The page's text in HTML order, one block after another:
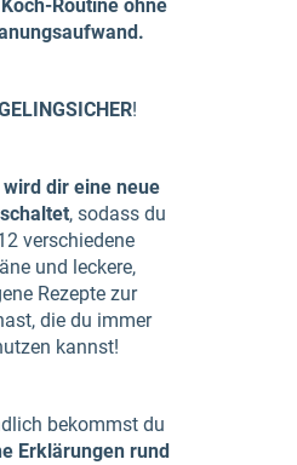
Routine ohne
!
dir eine neue
, sodass du
verschiedene
und leckere,
Rezepte zur
die du immer
kannst!
bekommst du
Erklärungen rund